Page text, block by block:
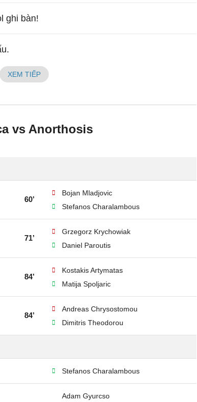
ghi bàn!
XEM TIẾP
vs Anorthosis
60’
Bojan Mladjovic
Stefanos Charalambous
71’
Grzegorz Krychowiak
Daniel Paroutis
84’
Kostakis Artymatas
Matija Spoljaric
84’
Andreas Chrysostomou
Dimitris Theodorou
Stefanos Charalambous
Adam Gyurcso